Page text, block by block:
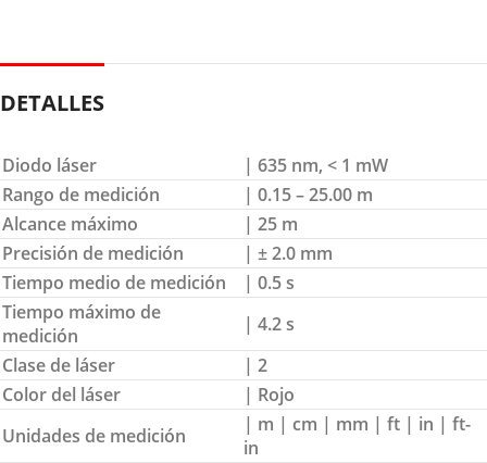
DETALLES
Diodo láser
| 635 nm, < 1 mW
Rango de medición
| 0.15 – 25.00 m
Alcance máximo
| 25 m
Precisión de medición
| ± 2.0 mm
Tiempo medio de medición
| 0.5 s
Tiempo máximo de
medición
| 4.2 s
Clase de láser
| 2
Color del láser
| Rojo
Unidades de medición
| m | cm | mm | ft | in | ft-
in